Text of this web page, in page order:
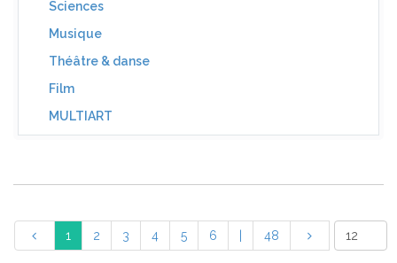
Sciences
Musique
Théâtre & danse
Film
MULTIART
1 2 3 4 5 6 48